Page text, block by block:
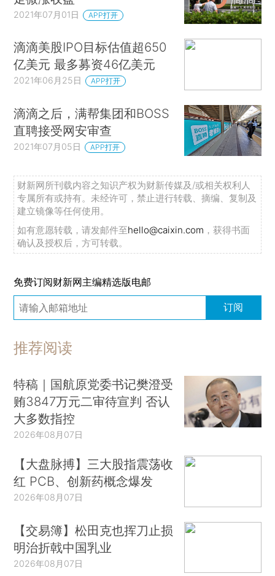
2021年07月01日 APP打开
滴滴美股IPO目标估值超650
亿美元 最多募资46亿美元
2021年06月25日 APP打开
滴滴之后，满帮集团和BOSS
直聘接受网安审查
2021年07月05日 APP打开
财新网所刊载内容之知识产权为财新传媒及/或相关权利人
专属所有或持有。未经许可，禁止进行转载、摘编、复制及
建立镜像等任何使用。
如有意愿转载，请发邮件至hello@caixin.com ，获得书面
确认及授权后，方可转载。
免费订阅财新网主编精选版电邮
订阅
推荐阅读
特稿｜国航原党委书记樊澄受
贿3847万元二审待宣判 否认
大多数指控
2026年08月07日
【大盘脉搏】三大股指震荡收
红 PCB、创新药概念爆发
2026年08月07日
【交易簿】松田克也挥刀止损
明治折戟中国乳业
2026年08月07日